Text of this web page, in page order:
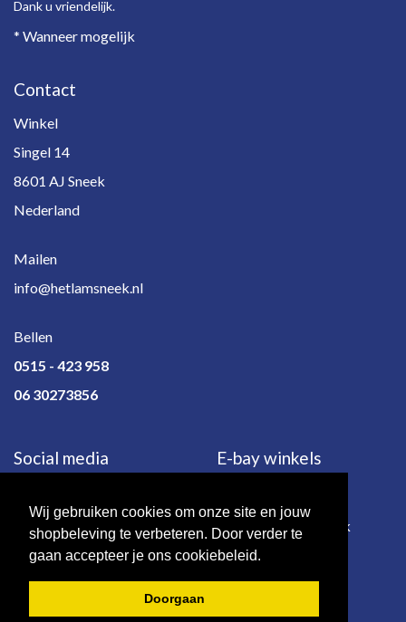
Wij gebruiken cookies om onze site en jouw
shopbeleving te verbeteren. Door verder te
gaan accepteer je ons cookiebeleid.
Doorgaan
Dank u vriendelijk.
* Wanneer mogelijk
Contact
Winkel
Singel 14
8601 AJ Sneek
Nederland
Mailen
info@hetlamsneek.nl
Bellen
0515 - 423 958
06 30273856
Social media E-bay winkels
e-bay.de e-bay.co.uk
© 2026 - Het Lam | Sneek.